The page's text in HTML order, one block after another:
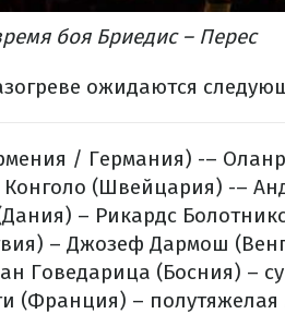
боя Бриедис – Перес
ожидаются
/ Германия) -–
(Швейцария) -–
– Рикардс
– Джозеф Дармош
Говедарица (Босния) –
(Франция) – полутяжелая